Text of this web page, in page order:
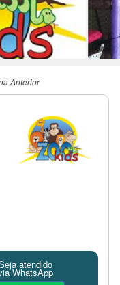
Anterior
atendido
WhatsApp